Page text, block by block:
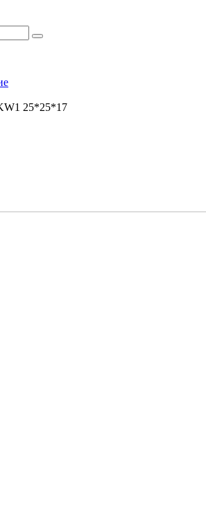
25*25*17